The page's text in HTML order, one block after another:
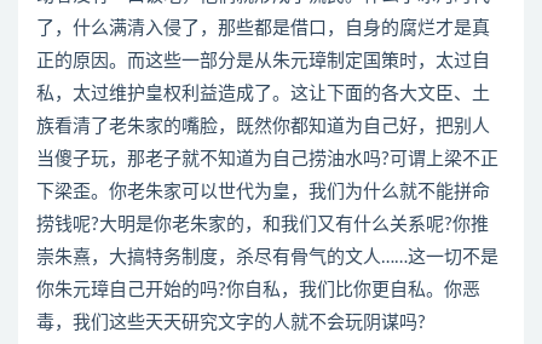
了，什么满清入侵了，那些都是借口，自身的腐烂才是真
正的原因。而这些一部分是从朱元璋制定国策时，太过自
私，太过维护皇权利益造成了。这让下面的各大文臣、土
族看清了老朱家的嘴脸，既然你都知道为自己好，把别人
当傻子玩，那老子就不知道为自己捞油水吗?可谓上梁不正
下梁歪。你老朱家可以世代为皇，我们为什么就不能拼命
捞钱呢?大明是你老朱家的，和我们又有什么关系呢?你推
崇朱熹，大搞特务制度，杀尽有骨气的文人……这一切不是
你朱元璋自己开始的吗?你自私，我们比你更自私。你恶
毒，我们这些天天研究文字的人就不会玩阴谋吗?